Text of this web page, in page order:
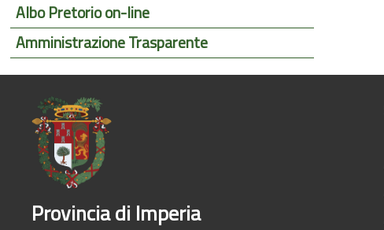
Albo Pretorio on-line
Amministrazione Trasparente
Provincia di Imperia